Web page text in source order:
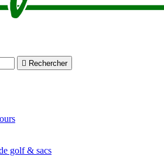
 Rechercher
golf & sacs